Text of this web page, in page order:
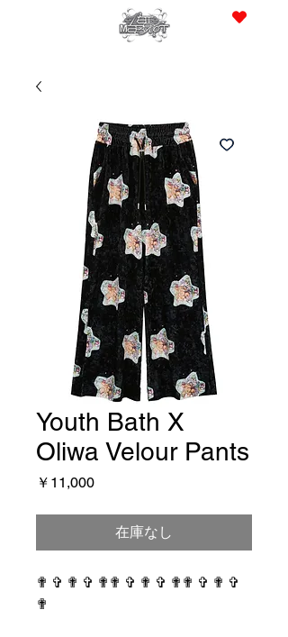
Youth Bath X
Oliwa Velour Pants
￥11,000価
在庫なし
✟ ✞ ✟ ✞ ✟✟ ✞ ✟ ✞ ✟✟ ✞ ✟ ✞
✟